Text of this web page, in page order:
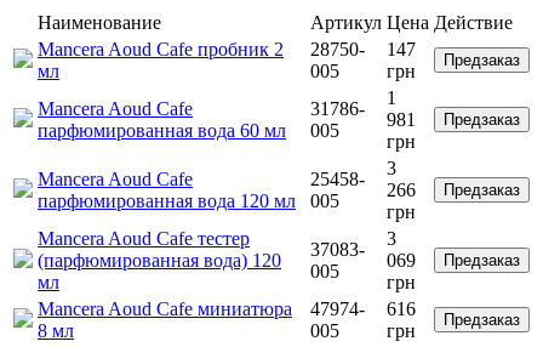
Наименование Артикул Цена Действие
Mancera Aoud Cafe пробник 2
мл
28750-
005
147
грн
Предзаказ
Mancera Aoud Cafe
парфюмированная вода 60 мл
31786-
005
1
981
грн
Предзаказ
Mancera Aoud Cafe
парфюмированная вода 120 мл
25458-
005
3
266
грн
Предзаказ
Mancera Aoud Cafe тестер
(парфюмированная вода) 120
мл
37083-
005
3
069
грн
Предзаказ
Mancera Aoud Cafe миниатюра
8 мл
47974-
005
616
грн
Предзаказ